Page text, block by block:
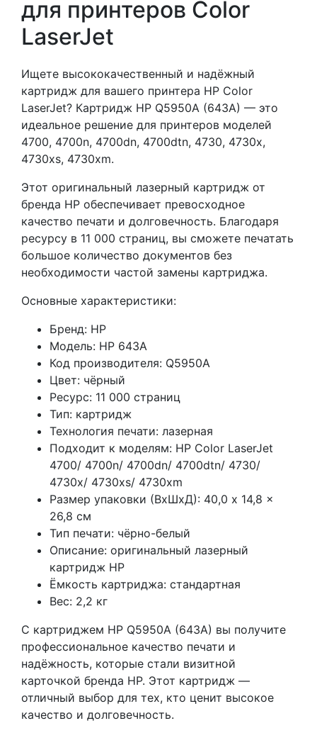
для принтеров Color
LaserJet
Ищете высококачественный и надёжный
картридж для вашего принтера HP Color
LaserJet? Картридж HP Q5950A (643A) — это
идеальное решение для принтеров моделей
4700, 4700n, 4700dn, 4700dtn, 4730, 4730x,
4730xs, 4730xm.
Этот оригинальный лазерный картридж от
бренда HP обеспечивает превосходное
качество печати и долговечность. Благодаря
ресурсу в 11 000 страниц, вы сможете печатать
большое количество документов без
необходимости частой замены картриджа.
Основные характеристики:
Бренд: HP
Модель: HP 643A
Код производителя: Q5950A
Цвет: чёрный
Ресурс: 11 000 страниц
Тип: картридж
Технология печати: лазерная
Подходит к моделям: HP Color LaserJet
4700/ 4700n/ 4700dn/ 4700dtn/ 4730/
4730x/ 4730xs/ 4730xm
Размер упаковки (ВхШхД): 40,0 x 14,8 x
26,8 см
Тип печати: чёрно-белый
Описание: оригинальный лазерный
картридж HP
Ёмкость картриджа: стандартная
Вес: 2,2 кг
С картриджем HP Q5950A (643A) вы получите
профессиональное качество печати и
надёжность, которые стали визитной
карточкой бренда HP. Этот картридж —
отличный выбор для тех, кто ценит высокое
качество и долговечность.